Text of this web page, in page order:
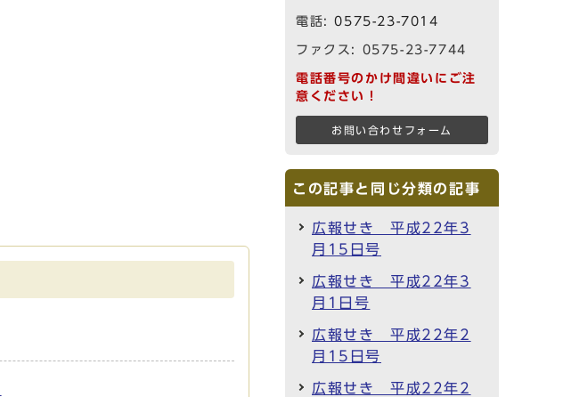
電話:0575-23-7014
ファクス: 0575-23-7744
電話番号のかけ間違いにご注
意ください！
お問い合わせフォーム
この記事と同じ分類の記事
広報せき 平成22年3
月15日号
広報せき 平成22年3
月1日号
広報せき 平成22年2
月15日号
広報せき 平成22年2